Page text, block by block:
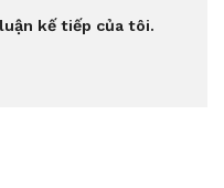
kế tiếp của tôi.